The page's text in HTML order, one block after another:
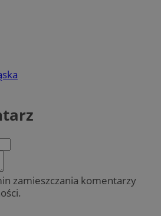
zamieszczania komentarzy